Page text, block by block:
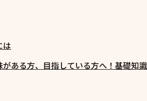
は
ある方、目指している方へ！基礎知識